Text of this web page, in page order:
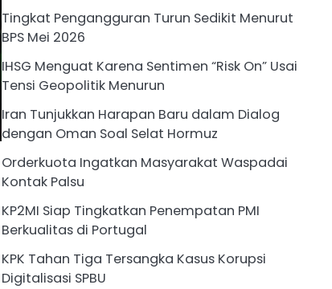
Tingkat Pengangguran Turun Sedikit Menurut
BPS Mei 2026
IHSG Menguat Karena Sentimen “Risk On” Usai
Tensi Geopolitik Menurun
Iran Tunjukkan Harapan Baru dalam Dialog
dengan Oman Soal Selat Hormuz
Orderkuota Ingatkan Masyarakat Waspadai
Kontak Palsu
KP2MI Siap Tingkatkan Penempatan PMI
Berkualitas di Portugal
KPK Tahan Tiga Tersangka Kasus Korupsi
Digitalisasi SPBU